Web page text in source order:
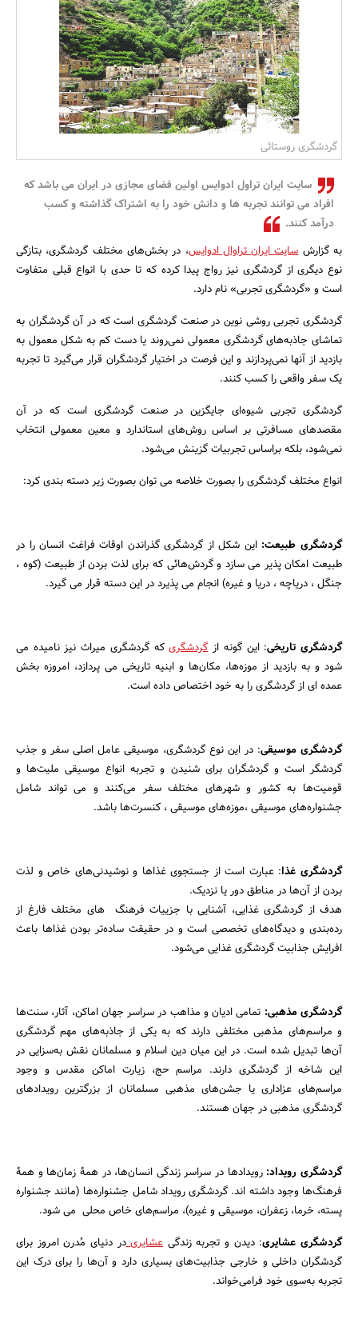
بانک، بیمه و سرمایه
مسکن و ساختمان
جستجو
گردشگری روستائی
سایت ایران تراول ادوایس اولین فضای مجازی در ایران می باشد که
افراد می توانند تجربه ها و دانش خود را به اشتراک گذاشته و کسب
درآمد کنند.
به گزارشسایت ایران تراوال ادوایس، در بخش‌های مختلف گردشگری، بتازگی
نوع دیگری از گردشگری نیز رواج پیدا کرده که تا حدی با انواع قبلی متفاوت
است و «گردشگری تجربی» نام دارد.
گردشگری تجربی روشی نوین در صنعت گردشگری است که در آن گردشگران به
تماشای جاذبه‌های گردشگری معمولی نمی‌روند یا دست کم به شکل معمول به
بازدید از آنها نمی‌پردازند و این فرصت در اختیار گردشگران قرار می‌گیرد تا تجربه
یک سفر واقعی را کسب کنند.
گردشگری تجربی شیوه‌ای جایگزین در صنعت گردشگری است که در آن
مقصدهای مسافرتی بر اساس روش‌های استاندارد و معین معمولی انتخاب
نمی‌شود، بلکه براساس تجربیات گزینش می‌شود.
انواع مختلف گردشگری را بصورت خلاصه می توان بصورت زیر دسته بندی کرد:
گردشگری طبیعت:این شکل از گردشگری گذراندن اوقات فراغت انسان را در
طبیعت امکان پذیر می سازد و گردش‌هائی که برای لذت بردن از طبیعت (کوه ،
جنگل ، دریاچه ، دریا و غیره) انجام می پذیرد در این دسته قرار می گیرد.
گردشگری تاریخی: این گونه ازگردشگریکه گردشگری میراث نیز نامیده می
شود و به بازدید از موزه‌ها، مکان‌ها و ابنیه تاریخی می پردازد، امروزه بخش
عمده ای از گردشگری را به خود اختصاص داده است.
گردشگری موسیقی: در این نوع گردشگری، موسیقی عامل اصلی سفر و جذب
گردشگر است و گردشگران برای شنیدن و تجربه انواع موسیقی ملیت‌ها و
قومیت‌ها به کشور و شهرهای مختلف سفر می‌کنند و می تواند شامل
جشنواره‌های موسیقی ،موزه‌های موسیقی ، کنسرت‌ها باشد.
گردشگری غذا: عبارت است از جستجوی غذاها و نوشیدنی‌های خاص و لذت
بردن از آن‌ها در مناطق دور یا نزدیک.
هدف از گردشگری غذایی، آشنایی با جزییات فرهنگ های مختلف فارغ از
رده‌بندی و دیدگاه‌های تخصصی است و در حقیقت ساده‌تر بودن غذاها باعث
افرایش جذابیت گردشگری غذایی می‌شود.
گردشگری مذهبی: تمامی ادیان و مذاهب در سراسر جهان اماکن، آثار، سنت‌ها
و مراسم‌های مذهبی مختلفی دارند که به یکی از جاذبه‌های مهم گردشگری
آن‌ها تبدیل شده است. در این میان دین اسلام و مسلمانان نقش به‌سزایی در
این شاخه از گردشگری دارند. مراسم حج، زیارت اماکن مقدس و وجود
مراسم‌های عزاداری یا جشن‌های مذهبی مسلمانان از بزرگترین رویدادهای
گردشگری مذهبی در جهان هستند.
گردشگری رویداد:رویدادها در سراسر زندگی انسان‌ها، در همۀ زمان‌ها و همۀ
فرهنگ‌ها وجود داشته اند. گردشگری رویداد شامل جشنواره‌ها (مانند جشنواره
پسته، خرما، زعفران، موسیقی و غیره)، مراسم‌های خاص محلی می شود.
گردشگری عشایری: دیدن و تجربه زندگیعشایریدر دنیای مُدرن امروز برای
گردشگران داخلی و خارجی جذابیت‌های بسیاری دارد و آن‌ها را برای درک این
تجربه به‌سوی خود فرامی‌خواند.